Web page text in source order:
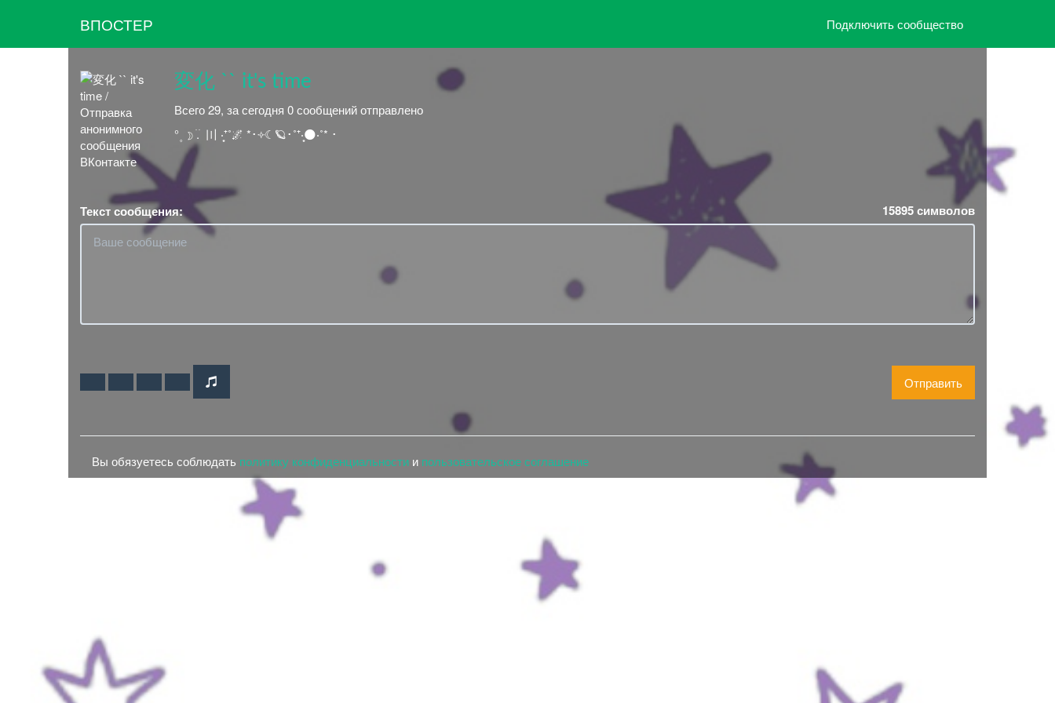
ВПОСТЕР Подключить сообщество
変化 `` it's time
Всего 29, за сегодня 0 сообщений отправлено
° ۪ ☽︎ ׄ. ׄ 〣 ‧͙⁺˚🌌 *･༓☾🪐･˚⁺‧͙🌑‧˚* ･
Текст сообщения: 15895символов
Отправить
Вы обязуетесь соблюдать политику конфиденциальности и пользовательское соглашение